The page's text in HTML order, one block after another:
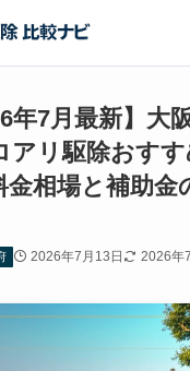
年7月最新】大
アリ駆除おす
金相場と補助金
2026年7月13日 2026年